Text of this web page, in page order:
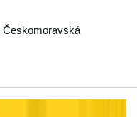
Českomoravská